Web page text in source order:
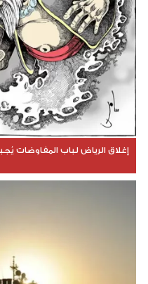
إغلاق الرياض لباب المفاوضات